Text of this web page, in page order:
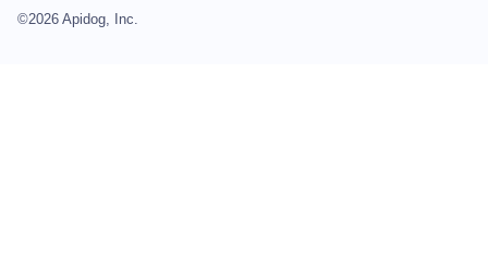
©2026 Apidog, Inc.